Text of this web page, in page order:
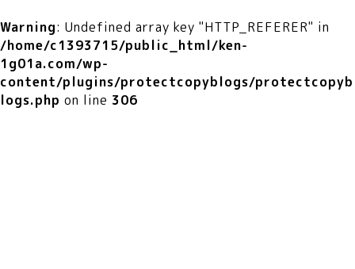
Warning: Undefined array key "HTTP_REFERER" in
/home/c1393715/public_html/ken-
1g01a.com/wp-
content/plugins/protectcopyblogs/protectcopyb
logs.php on line 306